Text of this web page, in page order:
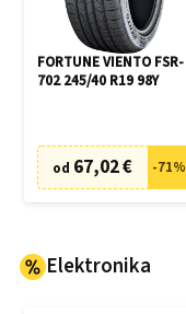
FORTUNE VIENTO FSR-
702 245/40 R19 98Y
od 67,02 € -71%
Elektronika